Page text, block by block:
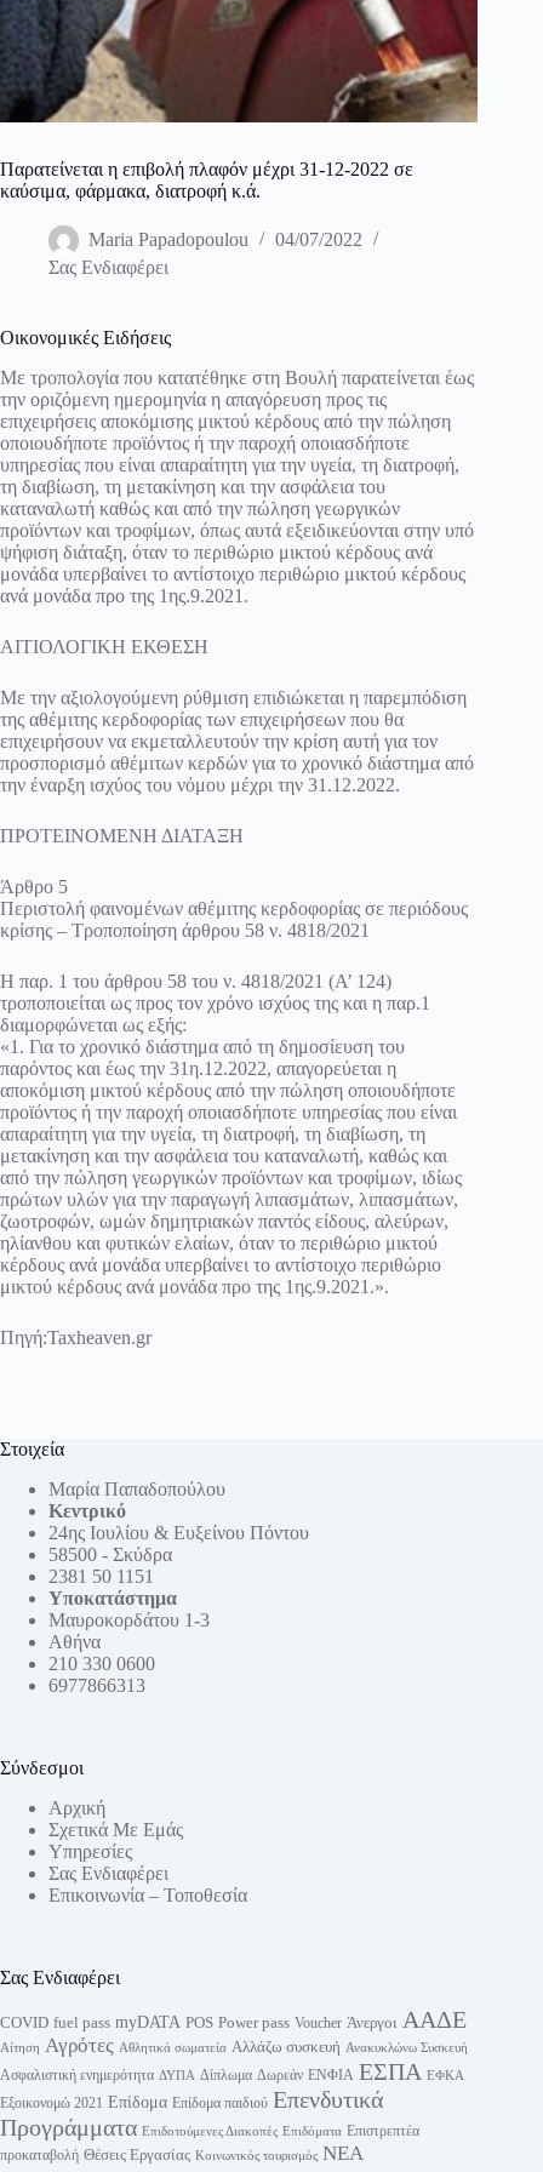
Παρατείνεται η επιβολή πλαφόν μέχρι 31-12-2022 σε
καύσιμα, φάρμακα, διατροφή κ.ά.
Maria Papadopoulou
04/07/2022
Σας Ενδιαφέρει
Οικονομικές Ειδήσεις
Με τροπολογία που κατατέθηκε στη Βουλή παρατείνεται έως
την οριζόμενη ημερομηνία η απαγόρευση προς τις
επιχειρήσεις αποκόμισης μικτού κέρδους από την πώληση
οποιουδήποτε προϊόντος ή την παροχή οποιασδήποτε
υπηρεσίας που είναι απαραίτητη για την υγεία, τη διατροφή,
τη διαβίωση, τη μετακίνηση και την ασφάλεια του
καταναλωτή καθώς και από την πώληση γεωργικών
προϊόντων και τροφίμων, όπως αυτά εξειδικεύονται στην υπό
ψήφιση διάταξη, όταν το περιθώριο μικτού κέρδους ανά
μονάδα υπερβαίνει το αντίστοιχο περιθώριο μικτού κέρδους
ανά μονάδα προ της 1ης.9.2021.
ΑΙΤΙΟΛΟΓΙΚΗ ΕΚΘΕΣΗ
Με την αξιολογούμενη ρύθμιση επιδιώκεται η παρεμπόδιση
της αθέμιτης κερδοφορίας των επιχειρήσεων που θα
επιχειρήσουν να εκμεταλλευτούν την κρίση αυτή για τον
προσπορισμό αθέμιτων κερδών για το χρονικό διάστημα από
την έναρξη ισχύος του νόμου μέχρι την 31.12.2022.
ΠΡΟΤΕΙΝΟΜΕΝΗ ΔΙΑΤΑΞΗ
Άρθρο 5
Περιστολή φαινομένων αθέμιτης κερδοφορίας σε περιόδους
κρίσης – Τροποποίηση άρθρου 58 ν. 4818/2021
Η παρ. 1 του άρθρου 58 του ν. 4818/2021 (Α’ 124)
τροποποιείται ως προς τον χρόνο ισχύος της και η παρ.1
διαμορφώνεται ως εξής:
«1. Για το χρονικό διάστημα από τη δημοσίευση του
παρόντος και έως την 31η.12.2022, απαγορεύεται η
αποκόμιση μικτού κέρδους από την πώληση οποιουδήποτε
προϊόντος ή την παροχή οποιασδήποτε υπηρεσίας που είναι
απαραίτητη για την υγεία, τη διατροφή, τη διαβίωση, τη
μετακίνηση και την ασφάλεια του καταναλωτή, καθώς και
από την πώληση γεωργικών προϊόντων και τροφίμων, ιδίως
πρώτων υλών για την παραγωγή λιπασμάτων, λιπασμάτων,
ζωοτροφών, ωμών δημητριακών παντός είδους, αλεύρων,
ηλίανθου και φυτικών ελαίων, όταν το περιθώριο μικτού
κέρδους ανά μονάδα υπερβαίνει το αντίστοιχο περιθώριο
μικτού κέρδους ανά μονάδα προ της 1ης.9.2021.».
Πηγή:Taxheaven.gr
Στοιχεία
Μαρία Παπαδοπούλου
Κεντρικό
24ης Ιουλίου & Ευξείνου Πόντου
58500 - Σκύδρα
2381 50 1151
Υποκατάστημα
Μαυροκορδάτου 1-3
Αθήνα
210 330 0600
6977866313
Σύνδεσμοι
Αρχική
Σχετικά Με Εμάς
Υπηρεσίες
Σας Ενδιαφέρει
Επικοινωνία – Τοποθεσία
Σας Ενδιαφέρει
COVID fuel pass myDATA POS Power pass Voucher Άνεργοι ΑΑΔΕ
Αίτηση Αγρότες Αθλητικά σωματεία Αλλάζω συσκευή Ανακυκλώνω Συσκευή
Ασφαλιστική ενημερότητα ΔΥΠΑ Δίπλωμα Δωρεάν ΕΝΦΙΑ ΕΣΠΑ ΕΦΚΑ
Εξοικονομώ 2021 Επίδομα Επίδομα παιδιού Επενδυτικά
Προγράμματα Επιδοτούμενες Διακοπές Επιδόματα Επιστρεπτέα
προκαταβολή Θέσεις Εργασίας Κοινωνικός τουρισμός ΝΕΑ